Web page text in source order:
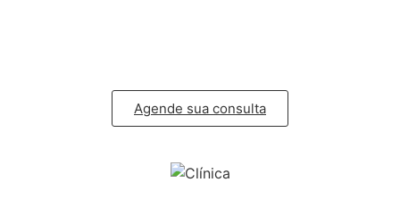
Agende sua consulta